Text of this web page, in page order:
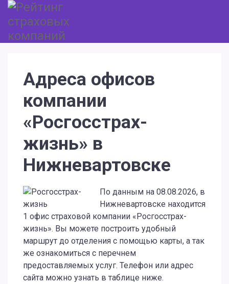
Адреса офисов
компании
«Росгосстрах-
жизнь» в
Нижневартовске
По данным на 08.08.2026, в
Нижневартовске находится
1 офис страховой компании «Росгосстрах-
жизнь». Вы можете построить удобный
маршрут до отделения с помощью карты, а так
же ознакомиться с перечнем
предоставляемых услуг. Телефон или адрес
сайта можно узнать в таблице ниже.